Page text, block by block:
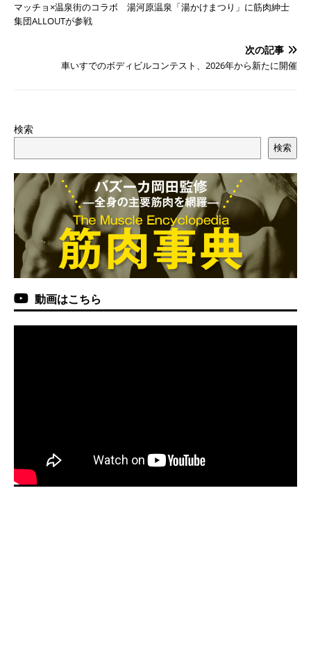
マッチョ×温泉街のコラボ 湯河原温泉「湯かけまつり」に筋肉紳士
集団ALLOUTが参戦
次の記事
車いすでのボディビルコンテスト、2026年から新たに開催
検索
検索
動画はこちら